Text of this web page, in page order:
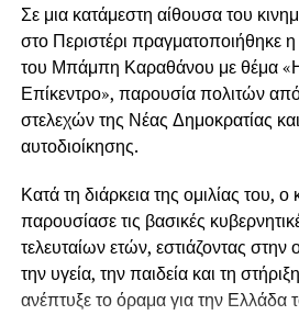
Σε μια κατάμεστη αίθουσα του
στο Περιστέρι πραγματοποιήθηκε
του Μπάμπη Καραθάνου με θέμα
Επίκεντρο», παρουσία πολιτών
στελεχών της Νέας Δημοκρατίας
αυτοδιοίκησης.
Κατά τη διάρκεια της ομιλίας του,
παρουσίασε τις βασικές
τελευταίων ετών, εστιάζοντας στην
την υγεία, την παιδεία και τη
ανέπτυξε το όραμα για την Ελλάδα